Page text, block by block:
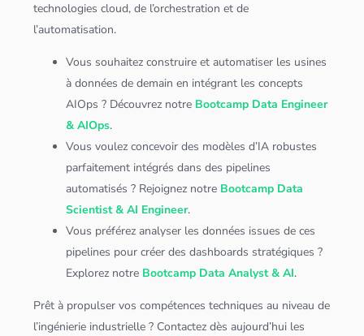
technologiescloud, de l’orchestration et de
l’automatisation.
Vous souhaitez construire et automatiser les usines
àdonnées de demain en intégrant les concepts
AIOps ? Découvrez notre Bootcamp Data Engineer
& AIOps.
Vous voulez concevoir des modèles d’IA robustes
parfaitement intégrés dans des pipelines
automatisés ? Rejoignez notre Bootcamp Data
Scientist & AI Engineer.
Vous préférez analyser lesdonnées issues de ces
pipelines pour créer desdashboards stratégiques ?
Explorez notre Bootcamp Data Analyst & AI.
Prêt à propulser vos compétences techniques au niveau de
l’ingénierie industrielle ? Contactez dès aujourd’hui les